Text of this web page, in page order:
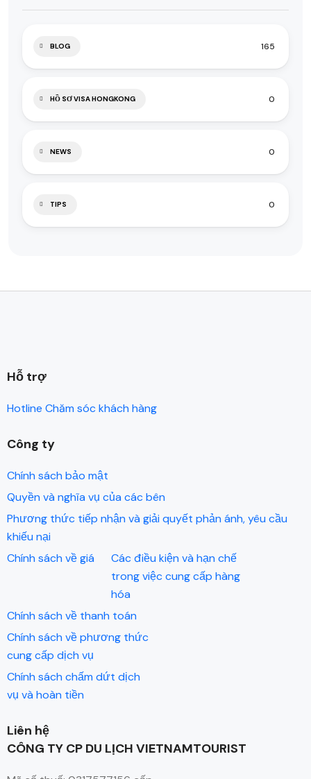
BLOG 165
HỒ SƠ VISA HONGKONG 0
NEWS 0
TIPS 0
Hỗ trợ
Hotline Chăm sóc khách hàng
Công ty
Chính sách bảo mật
Quyền và nghĩa vụ của các bên
Phương thức tiếp nhận và giải quyết phản ánh, yêu cầu
khiếu nại
Chính sách về giá
Các điều kiện và hạn chế
trong việc cung cấp hàng
hóa
Chính sách về thanh toán
Chính sách về phương thức
cung cấp dịch vụ
Chính sách chấm dứt dịch
vụ và hoàn tiền
Liên hệ
CÔNG TY CP DU LỊCH VIETNAMTOURIST